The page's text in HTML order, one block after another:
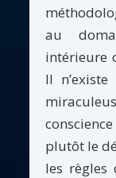
au
intérieure
Il
plutôt le
les règles